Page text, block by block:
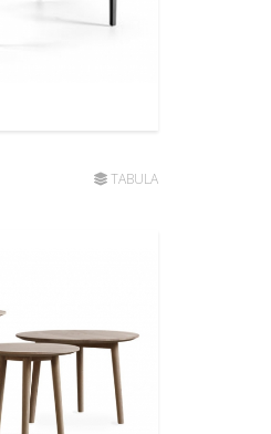
TABULA